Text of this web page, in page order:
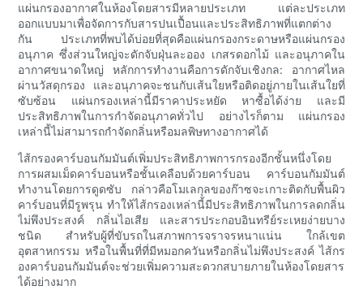
แผ่นกรองอากาศในห้องโดยสารมีหลายประเภท แต่ละประเภท
ออกแบบมาเพื่อจัดการกับสารปนเปื้อนและประสิทธิภาพที่แตกต่าง
กัน ประเภทที่พบได้บ่อยที่สุดคือแผ่นกรองกระดาษหรือแผ่นกรอง
อนุภาค ซึ่งส่วนใหญ่จะดักจับฝุ่นละออง เกสรดอกไม้ และอนุภาคใน
อากาศขนาดใหญ่ หลักการทำงานคือการดักจับเชิงกล: อากาศไหล
ผ่านวัสดุกรอง และอนุภาคจะชนกับเส้นใยหรือติดอยู่ภายในเส้นใยที่
ซับซ้อน แผ่นกรองเหล่านี้มีราคาประหยัด หาซื้อได้ง่าย และมี
ประสิทธิภาพในการกำจัดอนุภาคทั่วไป อย่างไรก็ตาม แผ่นกรอง
เหล่านี้ไม่สามารถกำจัดกลิ่นหรือมลพิษทางอากาศได้
ไส้กรองคาร์บอนกัมมันต์เพิ่มประสิทธิภาพการกรองอีกชั้นหนึ่งโดย
การผสมเม็ดคาร์บอนหรือชั้นเคลือบด้วยคาร์บอน คาร์บอนกัมมันต์
ทำงานโดยการดูดซับ กล่าวคือโมเลกุลของก๊าซจะเกาะติดกับพื้นผิว
คาร์บอนที่มีรูพรุน ทำให้ไส้กรองเหล่านี้มีประสิทธิภาพในการลดกลิ่น
ไม่พึงประสงค์ กลิ่นไอเสีย และสารประกอบอินทรีย์ระเหยง่ายบาง
ชนิด สำหรับผู้ที่ขับรถในสภาพการจราจรหนาแน่น ใกล้เขต
อุตสาหกรรม หรือในพื้นที่ที่มีหมอกควันหรือกลิ่นไม่พึงประสงค์ ไส้กร
องคาร์บอนกัมมันต์จะช่วยเพิ่มความสะดวกสบายภายในห้องโดยสาร
ได้อย่างมาก